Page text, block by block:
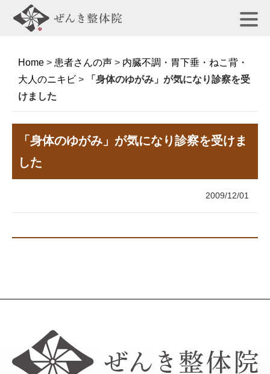
Home > 患者さんの声 > 内臓不調・胃下垂・ねこ背・
大人のニキビ >
「身体のゆがみ」が気になり診察を受
けました
「身体のゆがみ」が気になり診察を受けま
した
2009/12/01